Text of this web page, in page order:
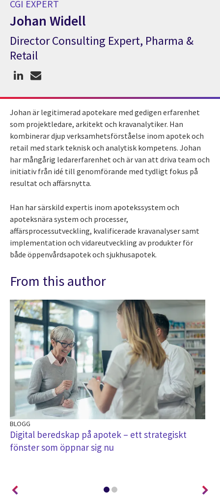
CGI EXPERT
Johan Widell
CGI Expert Johan Widell
Director Consulting Expert, Pharma &
Retail
Johan är legitimerad apotekare med gedigen erfarenhet
som projektledare, arkitekt och kravanalytiker. Han
kombinerar djup verksamhetsförståelse inom apotek och
retail med stark teknisk och analytisk kompetens. Johan
har mångårig ledarerfarenhet och är van att driva team och
initiativ från idé till genomförande med tydligt fokus på
resultat och affärsnytta.
Han har särskild expertis inom apotekssystem och
apoteksnära system och processer,
affärsprocessutveckling, kvalificerade kravanalyser samt
implementation och vidareutveckling av produkter för
både öppenvårdsapotek och sjukhusapotek.
From this author
BLOGG
Digital beredskap på apotek – ett strategiskt
fönster som öppnar sig nu